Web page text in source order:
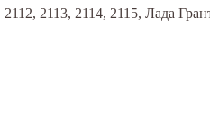
2113, 2114, 2115, Лада